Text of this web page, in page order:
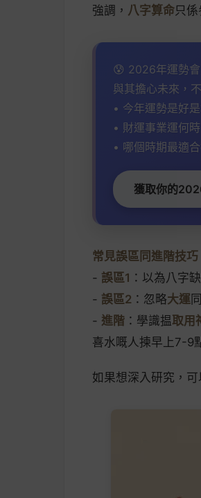
強調， 八字算命只
😰 2026年運勢
與其擔心未來，
• 今年運勢是好
• 財運事業運何
• 哪個時期最適
獲取你的
常見誤區同進階技巧
- 誤區1 ：以為八字
- 誤區2 ：忽略大運
- 進階 ：學識揾取用
喜水嘅人揀早上7-9
如果想深入研究，